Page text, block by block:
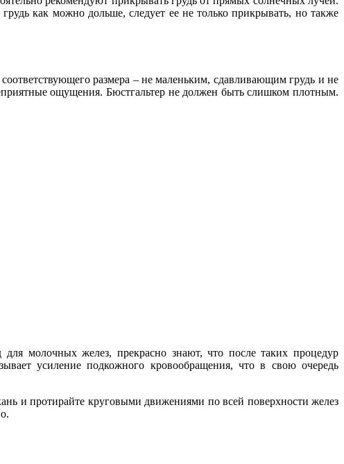
как можно дольше, следует ее не только прикрывать, но также
размера – не маленьким, сдавливающим грудь и не
ощущения. Бюстгальтер не должен быть слишком плотным.
молочных желез, прекрасно знают, что после таких процедур
усиление подкожного кровообращения, что в свою очередь
и протирайте круговыми движениями по всей поверхности желез